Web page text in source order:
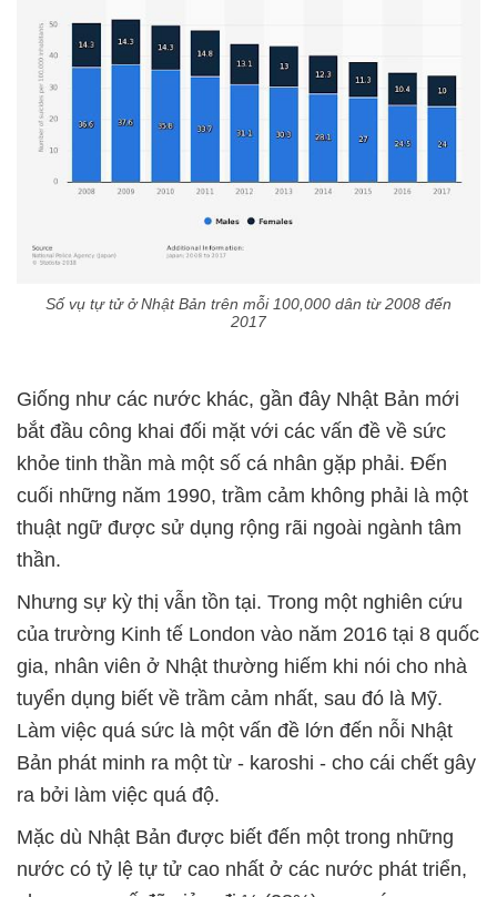
Số vụ tự tử ở Nhật Bản trên mỗi 100,000 dân từ 2008 đến
2017
Giống như các nước khác, gần đây Nhật Bản mới
bắt đầu công khai đối mặt với các vấn đề về sức
khỏe tinh thần mà một số cá nhân gặp phải. Đến
cuối những năm 1990, trầm cảm không phải là một
thuật ngữ được sử dụng rộng rãi ngoài ngành tâm
thần.
Nhưng sự kỳ thị vẫn tồn tại. Trong một nghiên cứu
của trường Kinh tế London vào năm 2016 tại 8 quốc
gia, nhân viên ở Nhật thường hiếm khi nói cho nhà
tuyển dụng biết về trầm cảm nhất, sau đó là Mỹ.
Làm việc quá sức là một vấn đề lớn đến nỗi Nhật
Bản phát minh ra một từ - karoshi - cho cái chết gây
ra bởi làm việc quá độ.
Mặc dù Nhật Bản được biết đến một trong những
nước có tỷ lệ tự tử cao nhất ở các nước phát triển,